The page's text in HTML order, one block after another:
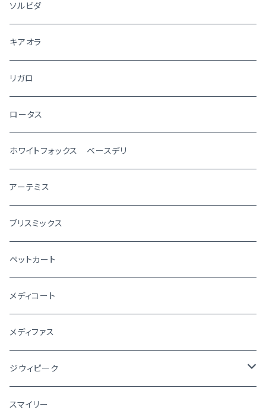
ソルビダ
キアオラ
リガロ
ロータス
ホワイトフォックス ベースデリ
アーテミス
ブリスミックス
ペットカート
メディコート
メディファス
ジウィピーク
犬
スマイリー